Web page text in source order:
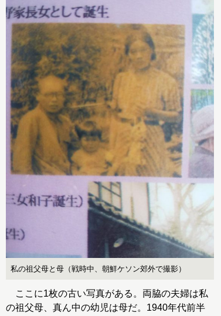
私の祖父母と母（戦時中、朝鮮ケソン郊外で撮影）
ここに1枚の古い写真がある。両脇の夫婦は私
の祖父母、真ん中の幼児は母だ。1940年代前半